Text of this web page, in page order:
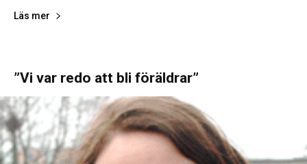
Läs mer
”Vi var redo att bli föräldrar”